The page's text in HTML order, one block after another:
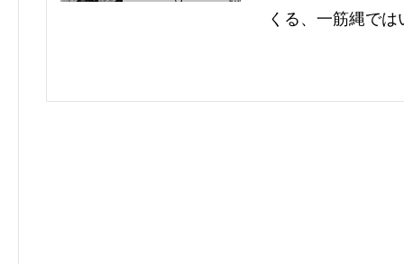
くる、一筋縄で